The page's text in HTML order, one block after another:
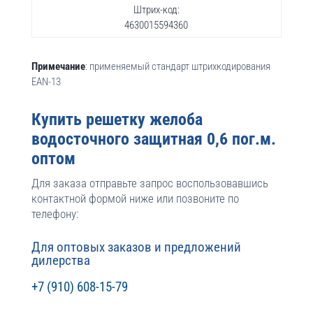
Штрих-код:
4630015594360
Примечание: применяемый стандарт штрихкодирования
EAN-13
Купить решетку желоба
водосточного защитная 0,6 пог.м.
оптом
Для заказа отправьте запрос воспользовавшись
контактной формой ниже или позвоните по
телефону:
Для оптовых заказов и предложений
дилерства
+7 (910) 608-15-79